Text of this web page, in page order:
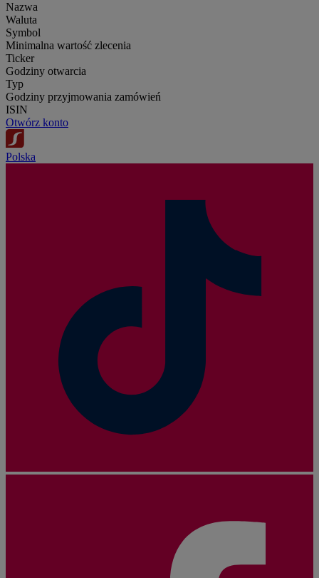
Nazwa
Waluta
Symbol
Minimalna wartość zlecenia
Ticker
Godziny otwarcia
Typ
Godziny przyjmowania zamówień
ISIN
Otwórz konto
Polska